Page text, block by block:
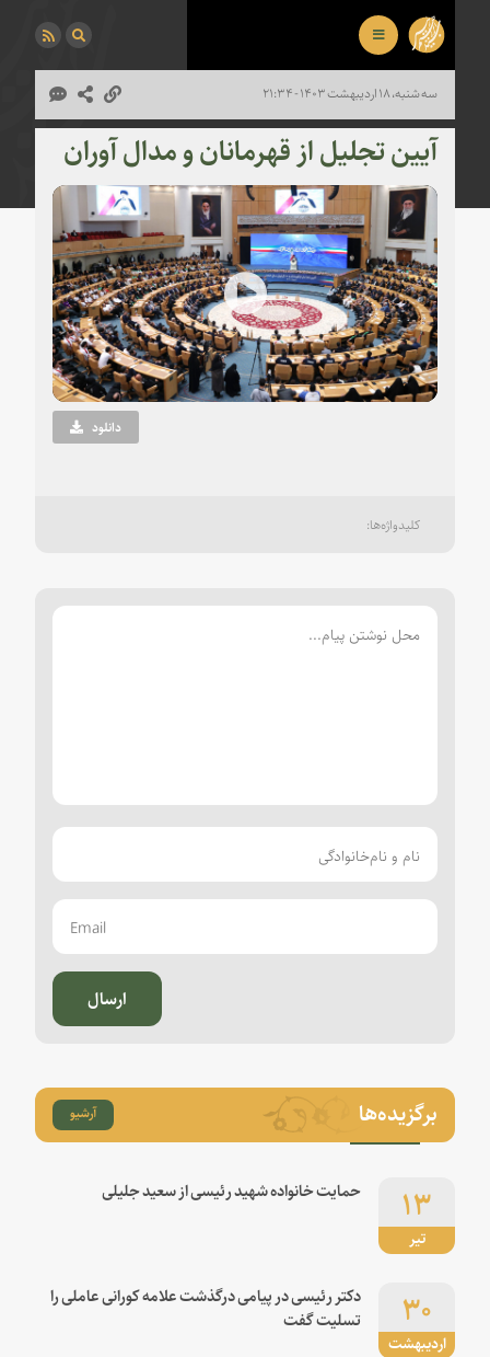
سه شنبه، ۱۸ اردیبهشت ۱۴۰۳ - ۲۱:۳۴
آیین تجلیل از قهرمانان و مدال آوران
Play
Video دانلود
ارسال
برگزیده‌ها آرشیو
تیر
۱۳ حمایت خانواده شهید رئیسی از سعید جلیلی
اردیبهشت
۳۰
دکتر رئیسی در پیامی درگذشت علامه کورانی عاملی را
تسلیت گفت